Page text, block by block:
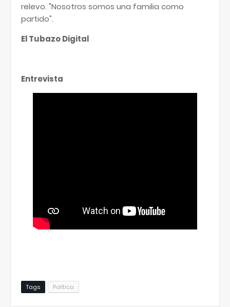
relevo. "Nosotros somos una familia como
partido".
El Tubazo Digital
Entrevista
Tags Política